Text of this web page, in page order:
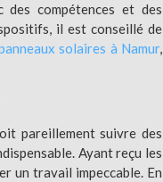
des compétences et des
il est conseillé de
solaires à Namur,
pareillement suivre des
Ayant reçu les
un travail impeccable. En